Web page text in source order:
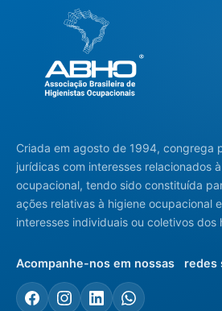
Criada em agosto de 1994, congrega
jurídicas com interesses relacionados
ocupacional, tendo sido constituída
ações relativas à higiene ocupacional
interesses individuais ou coletivos dos
Acompanhe-nos em nossas redes